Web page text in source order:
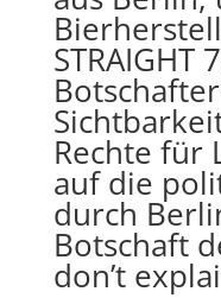
STRAIGHT
Rechte für
auf die
durch
Botschaft
don’t